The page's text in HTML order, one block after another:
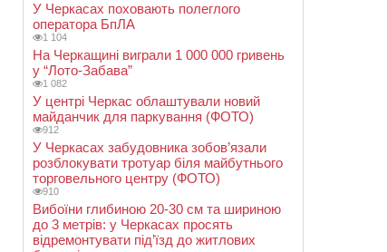
У Черкасах поховають полеглого
оператора БпЛА
1 104
На Черкащині виграли 1 000 000 гривень
у “Лото-Забава”
1 082
У центрі Черкас облаштували новий
майданчик для паркування (ФОТО)
912
У Черкасах забудовника зобов’язали
розблокувати тротуар біля майбутнього
торговельного центру (ФОТО)
910
Вибоїни глибиною 20-30 см та шириною
до 3 метрів: у Черкасах просять
відремонтувати під’їзд до житлових